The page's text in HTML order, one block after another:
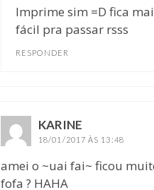
Imprime sim =D fica
fácil pra passar rsss
RESPONDER
KARINE
18/01/2017 ÀS 13:48
amei o ~uai fai~ ficou
fofa ? HAHA